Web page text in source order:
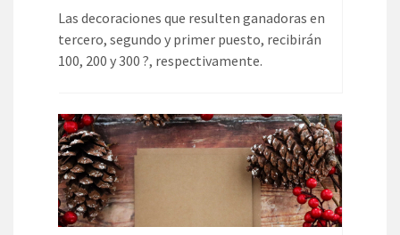
Las decoraciones que resulten ganadoras en
tercero, segundo y primer puesto, recibirán
100, 200 y 300 ?, respectivamente.